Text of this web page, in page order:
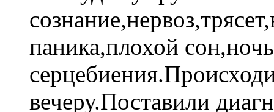
паника,плохой
вечеру.Поставили